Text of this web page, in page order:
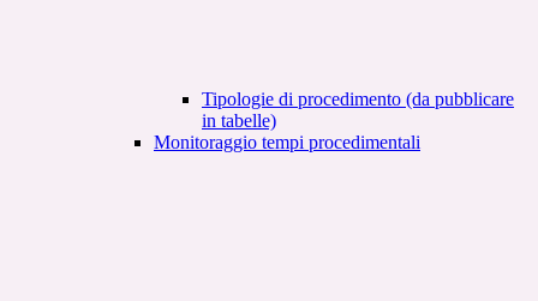
Tipologie di procedimento (da pubblicare
in tabelle)
Monitoraggio tempi procedimentali